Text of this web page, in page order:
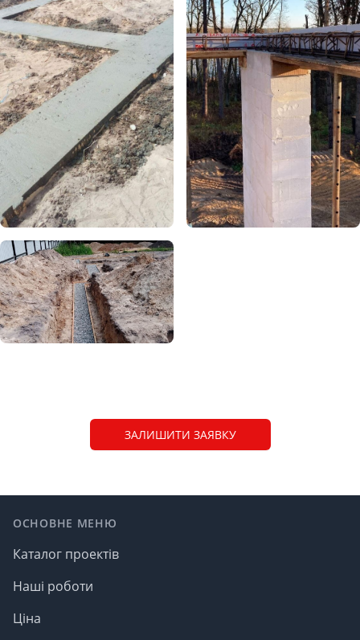
ЗАЛИШИТИ ЗАЯВКУ
ОСНОВНЕ МЕНЮ
Каталог проектів
Наші роботи
Ціна